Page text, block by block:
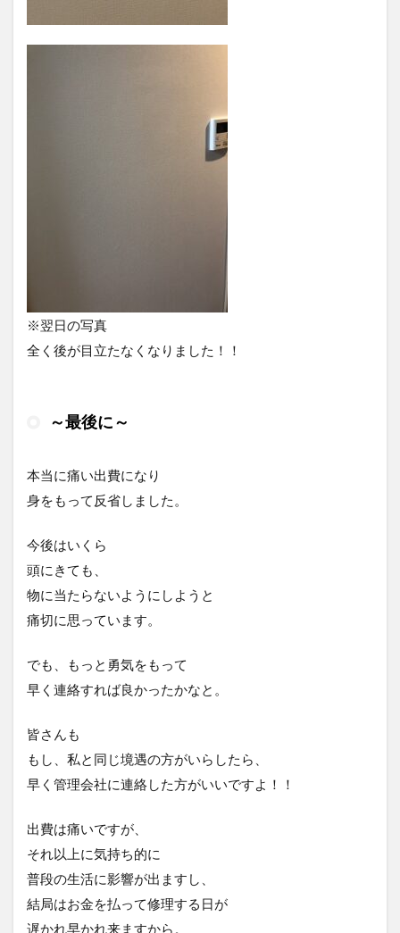
※翌日の写真
全く後が目立たなくなりました！！
～最後に～
本当に痛い出費になり
身をもって反省しました。
今後はいくら
頭にきても、
物に当たらないようにしようと
痛切に思っています。
でも、もっと勇気をもって
早く連絡すれば良かったかなと。
皆さんも
もし、私と同じ境遇の方がいらしたら、
早く管理会社に連絡した方がいいですよ！！
出費は痛いですが、
それ以上に気持ち的に
普段の生活に影響が出ますし、
結局はお金を払って修理する日が
遅かれ早かれ来ますから。